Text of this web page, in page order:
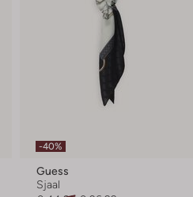
-40%
Guess
Sjaal